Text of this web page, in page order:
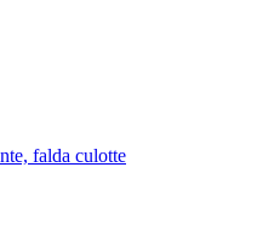
falda culotte